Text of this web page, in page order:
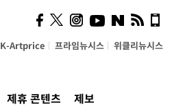
K-Artprice 프라임뉴시스 위클리뉴시스
제휴 콘텐츠 제보
계…'고급 가요'의 주체적
영토